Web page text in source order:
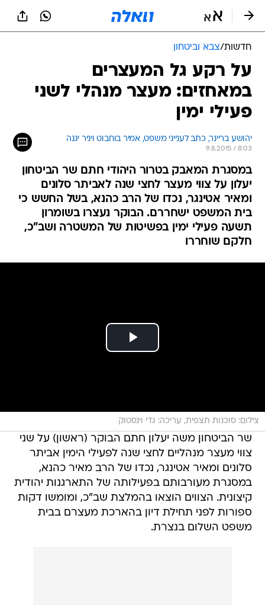
חדשות/צבא וביטחון
על רקע גל המעצרים
במאחזים: מעצר מנהלי לשני
פעילי ימין
יהושע בריינר, כתב לענייני משפט, אמיר בוחבוט ויניר יגנה
9.8.2015 / 8:03
במסגרת המאבק בטרור היהודי חתם שר הביטחון
יעלון על צווי מעצר לחצי שנה לאביתר סלונים
ומאיר אטינגר, נכדו של הרב כהנא, בשל החשש כי
בית המשפט ישחררם. הבוקר נעצרו בשומרון
תשעה פעילי ימין בפשיטות של המשטרה ושב"כ,
חלקם שוחררו
צילום: סוכנות תצפית, עריכה: גדי וינסטוק
שר הביטחון משה יעלון חתם הבוקר (ראשון) על שני
צווי מעצר מנהליים לחצי שנה לפעילי הימין אביתר
סלונים ומאיר אטינגר, נכדו של הרב מאיר כהנא,
במסגרת מעורבותם בפעילותה של התארגנות יהודית
קיצונית. הצווים הוצאו בהמלצת שב"כ, ומומשו דקות
ספורות לפני תחילת דיון בהארכת מעצרם בבית
משפט השלום בנצרת.